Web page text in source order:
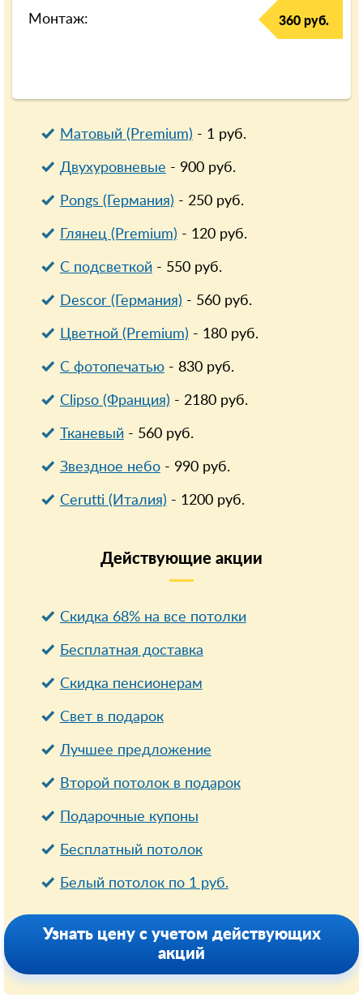
Монтаж: 360 руб.
Матовый (Premium) - 1руб.
Двухуровневые - 900руб.
Pongs (Германия) - 250руб.
Глянец (Premium) - 120руб.
С подсветкой- 550руб.
Descor (Германия) - 560руб.
Цветной (Premium) - 180руб.
С фотопечатью- 830руб.
Clipso (Франция) - 2180руб.
Тканевый- 560руб.
Звездное небо- 990руб.
Cerutti (Италия) - 1200руб.
Действующие акции
Скидка 68% на все потолки
Бесплатная доставка
Cкидка пенсионерам
Свет в подарок
Лучшее предложение
Второй потолок в подарок
Подарочные купоны
Бесплатный потолок
Белый потолок по 1 руб.
Узнать цену с учетом действующих
акций